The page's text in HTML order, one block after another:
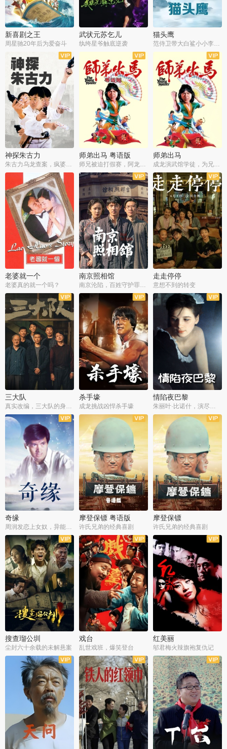
新喜剧之王
周星驰20年后为爱奋斗
武状元苏乞儿
纨绔星爷触底逆袭
猫头鹰
神探朱古力
朱古力乌龙查案，疯婆子神助攻
师弟出马 粤语版
师兄被迫打假赛，阿龙追查斗黑帮
师弟出马
成龙演武馆学徒，为兄搏命战黑道
老婆就一个
老婆真的就一个吗？
南京照相馆
南京沦陷，百姓守护罪证底片
走走停停
意想不到的转变
三大队 杀手壕
成龙挑战凶悍杀手壕
情陷夜巴黎
奇缘
周润发恋上女奴，异能护体战邪派
摩登保镖 粤语版
许氏兄弟的经典喜剧
摩登保镖
许氏兄弟的经典喜剧
搜查瑠公圳
尘封六十余载的未解悬案
戏台
乱世戏班，爆笑登台
红美丽
邬君梅火辣旗袍复仇记